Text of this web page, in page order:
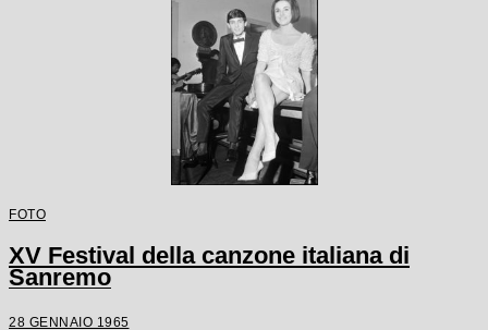
FOTO
XV Festival della canzone italiana di
Sanremo
28 GENNAIO 1965